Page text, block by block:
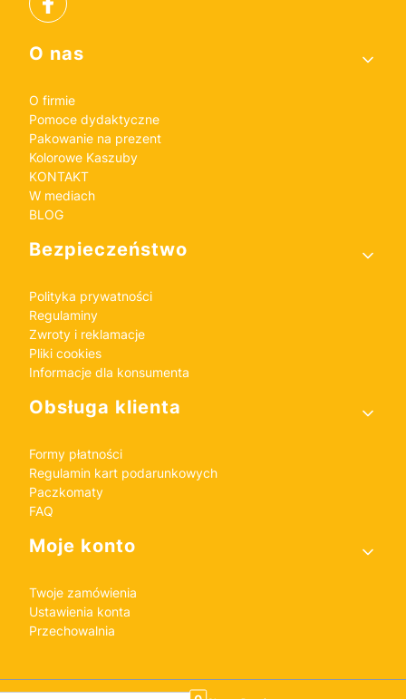
Linki w stopce
O nas
O firmie
Pomoce dydaktyczne
Pakowanie na prezent
Kolorowe Kaszuby
KONTAKT
W mediach
BLOG
Bezpieczeństwo
Polityka prywatności
Regulaminy
Zwroty i reklamacje
Pliki cookies
Informacje dla konsumenta
Obsługa klienta
Formy płatności
Regulamin kart podarunkowych
Paczkomaty
FAQ
Moje konto
Twoje zamówienia
Ustawienia konta
Przechowalnia